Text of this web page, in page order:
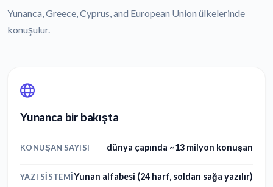
Yunanca, Greece, Cyprus, and European Union ülkelerinde
konuşulur.
Yunanca bir bakışta
KONUŞAN SAYISI dünya çapında ~13 milyon konuşan
YAZI SISTEMIYunan alfabesi (24 harf, soldan sağa yazılır)